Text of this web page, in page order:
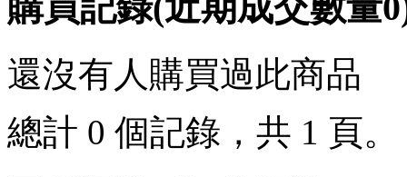
還沒有人購買過此商品
總計 0 個記錄，共 1 頁。